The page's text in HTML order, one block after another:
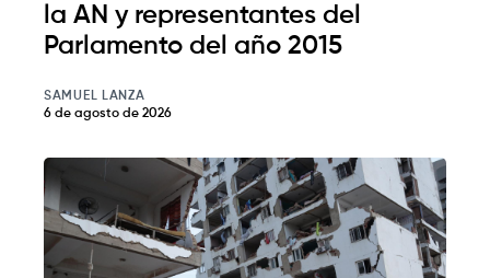
la AN y representantes del
Parlamento del año 2015
SAMUEL LANZA
6 de agosto de 2026